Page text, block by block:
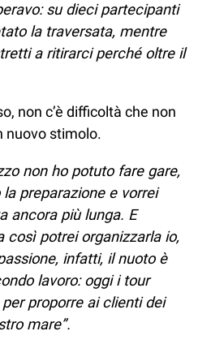
su dieci partecipanti
la traversata, mentre
a ritirarci perché oltre il
non c’è difficoltà che non
nuovo stimolo.
non ho potuto fare gare,
preparazione e vorrei
ancora più lunga. E
così potrei organizzarla io,
infatti, il nuoto è
lavoro: oggi i tour
proporre ai clienti dei
mare”.